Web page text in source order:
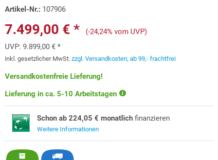
Artikel-Nr.: 107906
7.499,00 € *
(-24,24% vom UVP)
UVP: 9.899,00 € *
inkl. gesetzlicher MwSt. zzgl. Versandkosten; ab 99,- frachtfrei
Versandkostenfreie Lieferung!
Lieferung in ca. 5-10 Arbeitstagen
Schon ab 224,05 € monatlich finanzieren
Weitere Informationen